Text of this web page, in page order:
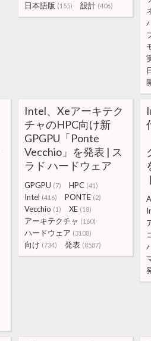
日本語版 (155) 設計 (406)
Intel、Xeアーキテク
チャのHPC向け新
GPGPU「Ponte
Vecchio」を発表 | ス
ラド ハードウェア
GPGPU (7) HPC (41)
Intel (416) PONTE (2)
Vecchio (1) XE (18)
アーキテクチャ (160)
ハードウェア (3108)
向け (734) 発表 (8587)